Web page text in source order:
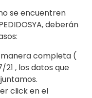
se encuentren
deberán
completa (
21 , los datos que
click en el